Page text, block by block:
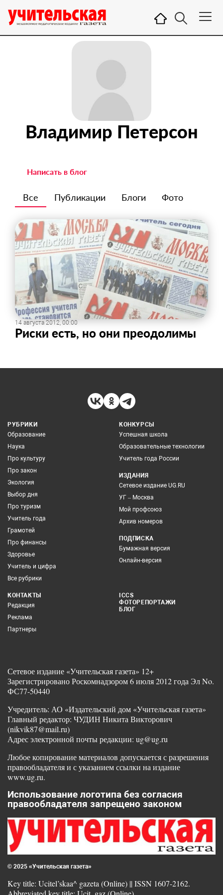
Владимир Петерсон
Написать в блог
Все Публикации Блоги Фото
14 августа 2012, 00:00
Риски есть, но они преодолимы
РУБРИКИ
Образование
Наука
Про культуру
Про закон
Экология
Выбор дня
Про туризм
Учитель года
Грамотей
Про финансы
Здоровье
Учитель и цифра
Все рубрики
КОНКУРСЫ
Успешная школа
Образовательные технологии
Учитель года России
ИЗДАНИЯ
Сетевое издание UG.RU
УГ – Москва
Мой профсоюз
Архив номеров
ПОДПИСКА
Бумажная версия
Онлайн-версия
КОНТАКТЫ
Редакция
Реклама
Партнеры
ICCS
ФОТОРЕПОРТАЖИ
БЛОГ
Сетевое издание «Учительская газета» 12+
Зарегистрировано Роскомнадзором 6 июля 2012 года Эл No.
ФС77-50440
Учредитель: АО «Издательский дом «Учительская газета»
Главный редактор: ЧУДИН Никита Викторович
(nikvik87@mail.ru)
Адрес электронной почты редакции: ug@ug.ru
Любое копирование материалов допускается с разрешения
правообладателя и с указанием ссылки на издание
www.ug.ru.
Использование логотипа без согласия
правообладателя запрещено законом
© 2025 «Учительская газета»
Key title: Ucitel’skaa^ gazeta (Online) || ISSN 1607-2162.